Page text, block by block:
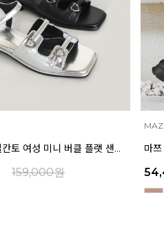
인텐스 by 엘칸토 여성 미니 버클 플랫 샌들 1.5cm LCWW04I626
159,000원